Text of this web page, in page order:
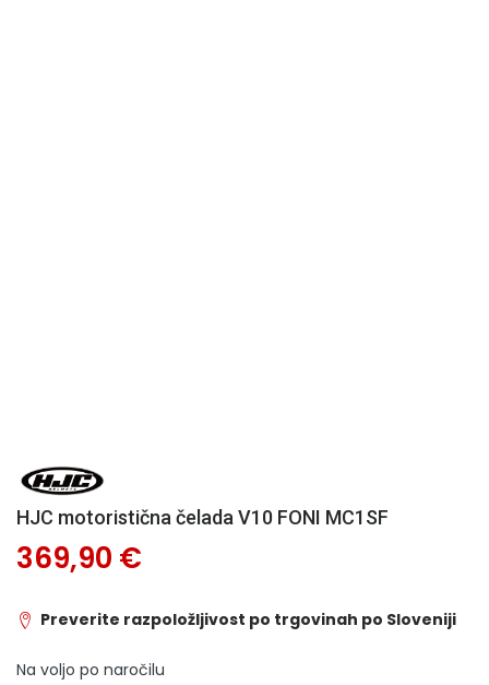
HJC motoristična čelada V10 FONI MC1SF
369,90 €
Preverite razpoložljivost po trgovinah po Sloveniji
Na voljo po naročilu